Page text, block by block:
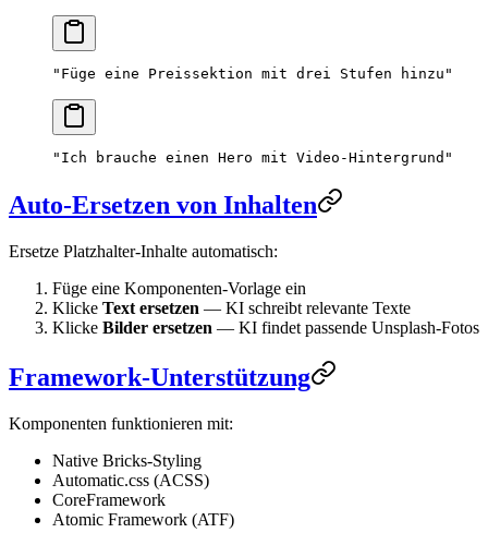
"Füge eine Preissektion mit drei Stufen hinzu"
"Ich brauche einen Hero mit Video-Hintergrund"
Auto-Ersetzen von Inhalten
Ersetze Platzhalter-Inhalte automatisch:
Füge eine Komponenten-Vorlage ein
Klicke Text ersetzen — KI schreibt relevante Texte
Klicke Bilder ersetzen — KI findet passende Unsplash-Fotos
Framework-Unterstützung
Komponenten funktionieren mit:
Native Bricks-Styling
Automatic.css (ACSS)
CoreFramework
Atomic Framework (ATF)